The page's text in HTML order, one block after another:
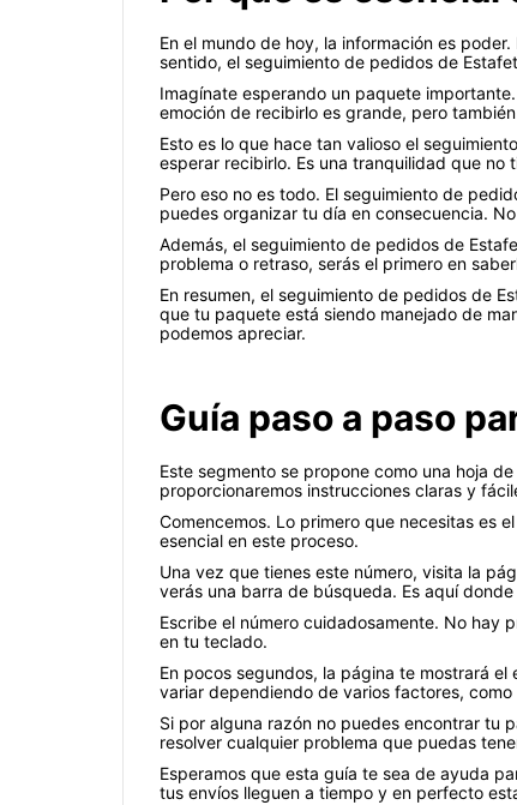
En el mundo de hoy, la información es
sentido, el seguimiento de pedidos de
Imagínate esperando un paquete
emoción de recibirlo es grande, pero
Esto es lo que hace tan valioso el
esperar recibirlo. Es una tranquilidad que no
Pero eso no es todo. El seguimiento de
puedes organizar tu día en consecuencia.
Además, el seguimiento de pedidos de
problema o retraso, serás el primero en
En resumen, el seguimiento de pedidos de
que tu paquete está siendo manejado de
podemos apreciar.
Guía paso a paso
Este segmento se propone como una hoja
proporcionaremos instrucciones claras y
Comencemos. Lo primero que necesitas es
esencial en este proceso.
Una vez que tienes este número, visita la
verás una barra de búsqueda. Es aquí
Escribe el número cuidadosamente. No hay
en tu teclado.
En pocos segundos, la página te mostrará
variar dependiendo de varios factores,
Si por alguna razón no puedes encontrar tu
resolver cualquier problema que puedas
Esperamos que esta guía te sea de ayuda
tus envíos lleguen a tiempo y en perfecto